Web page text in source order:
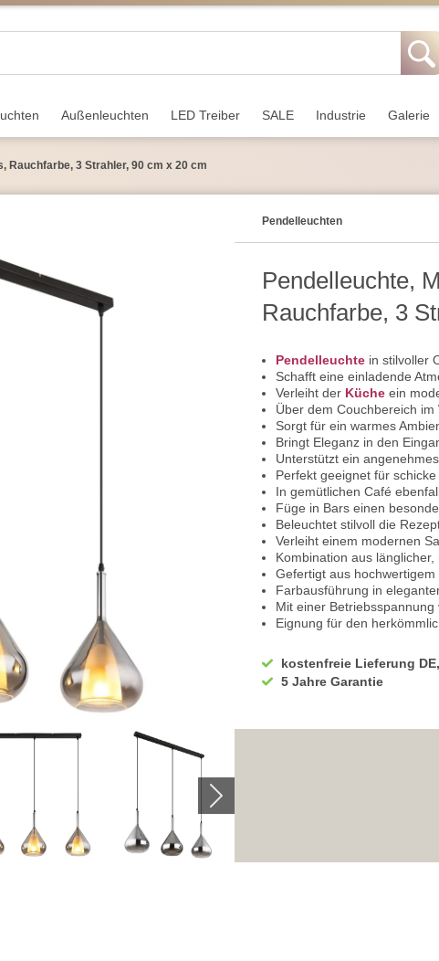
Außen­leuchten LED Treiber SALE Industrie Galerie
Rauchfarbe, 3 Strahler, 90 cm x 20 cm
Pendel­leuchten
Pendelleuchte,
Rauchfarbe, 3
Pendelleuchte in stilvoller
Schafft eine einladende
Verleiht der Küche ein
Über dem Couchbereich
Sorgt für ein warmes
Bringt Eleganz in den
Unterstützt ein
Perfekt geeignet für schicke
In gemütlichen Café
Füge in Bars einen
Beleuchtet stilvoll die
Verleiht einem modernen
Kombination aus
Gefertigt aus
Farbausführung in
Mit einer Betriebsspannung
Eignung für den
Die Pendelleuchte hat die
90 cm misst die Länge
Mit einer Breite von 20 cm
kostenfreie Lieferung
5 Jahre Garantie